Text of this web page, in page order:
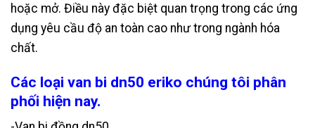
hoặc mở. Điều này đặc biệt quan trọng trong các ứng
dụng yêu cầu độ an toàn cao như trong ngành hóa
chất.
Các loại van bi dn50 eriko chúng tôi phân
phối hiện nay.